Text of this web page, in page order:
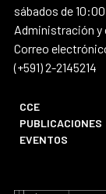
sábados de
Administración
Correo
(+591) 2-2145214
CCE
PUBLICACIONES
EVENTOS